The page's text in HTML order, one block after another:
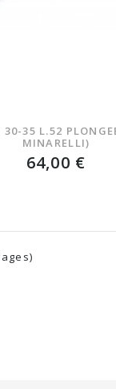
35 L.52
MINARELLI)
64,00 €